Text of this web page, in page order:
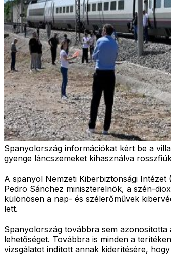
Spanyolország információkat kért be a
gyenge láncszemeket kihasználva
A spanyol Nemzeti Kiberbiztonsági
Pedro Sánchez miniszterelnök, a szén-
különösen a nap- és szélerőművek
lett.
Spanyolország továbbra sem
lehetőséget. Továbbra is minden a
vizsgálatot indított annak kiderítésére,